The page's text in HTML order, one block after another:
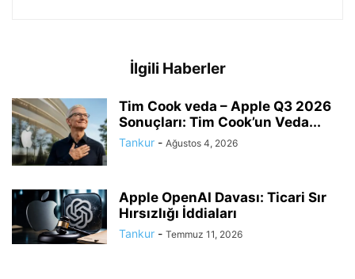
İlgili Haberler
Tim Cook veda – Apple Q3 2026
Sonuçları: Tim Cook’un Veda...
Tankur - Ağustos 4, 2026
Apple OpenAI Davası: Ticari Sır
Hırsızlığı İddiaları
Tankur - Temmuz 11, 2026